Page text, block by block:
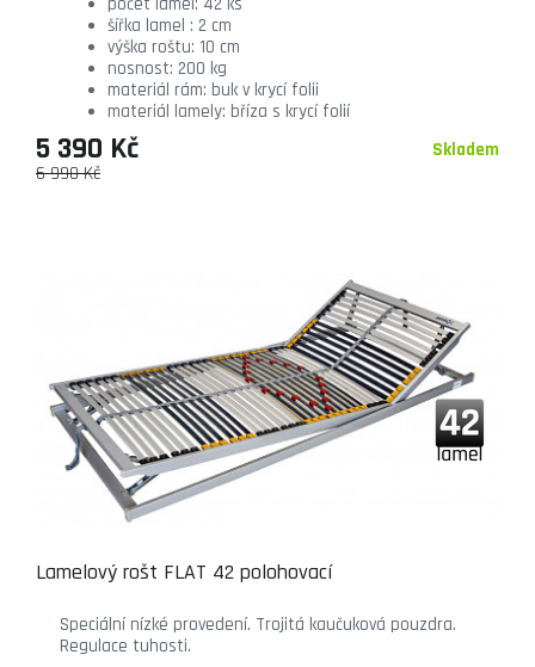
šířka lamel : 2 cm
výška roštu: 10 cm
nosnost: 200 kg
materiál rám: buk v krycí folii
materiál lamely: bříza s krycí folií
Skladem
6 990 Kč
5 390 Kč
Lamelový rošt FLAT 42 polohovací
Speciální nízké provedení. Trojitá kaučuková pouzdra.
Regulace tuhosti.